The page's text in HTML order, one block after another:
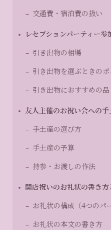
交通費・宿泊費の扱い
レセプションパーティー参
引き出物の相場
引き出物を選ぶときのポ
引き出物におすすめの
友人主催のお祝い会への手
手土産の選び方
手土産の予算
持参・お渡しの作法
開店祝いのお礼状の書き方
お礼状の構成（4つのパ
お礼状の本文の書き方